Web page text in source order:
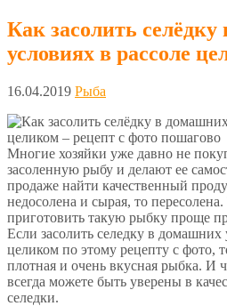
Как засолить
условиях в рассоле
16.04.2019 Рыба
Многие хозяйки уже давно не
засоленную рыбу и делают ее
продаже найти качественный
недосолена и сырая, то пересолена.
приготовить такую рыбку проще
Если засолить селедку в домашних
целиком по этому рецепту с фото,
плотная и очень вкусная рыбка. И
всегда можете быть уверены в
селедки.